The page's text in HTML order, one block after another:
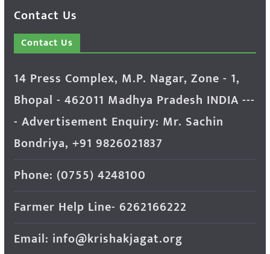
Contact Us
Contact Us
14 Press Complex, M.P. Nagar, Zone - 1,
Bhopal - 462011 Madhya Pradesh INDIA ---
- Advertisement Enquiry: Mr. Sachin
Bondriya, +91 9826021837
Phone: (0755) 4248100
Farmer Help Line- 6262166222
Email: info@krishakjagat.org